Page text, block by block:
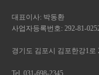
대표이사: 박동환
사업자등록번호: 292-81-
경기도 김포시 김포한강1로